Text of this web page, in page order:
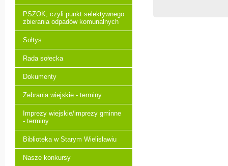
PSZOK, czyli punkt selektywnego
zbierania odpadów komunalnych
Sołtys
Rada sołecka
Dokumenty
Zebrania wiejskie - terminy
Imprezy wiejskie/imprezy gminne
- terminy
Biblioteka w Starym Wielisławiu
Nasze konkursy